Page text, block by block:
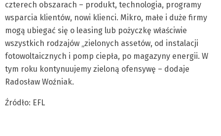
czterech obszarach – produkt, technologia, programy
wsparcia klientów, nowi klienci. Mikro, małe i duże firmy
mogą ubiegać się o leasing lub pożyczkę właściwie
wszystkich rodzajów „zielonych assetów, od instalacji
fotowoltaicznych i pomp ciepła, po magazyny energii. W
tym roku kontynuujemy zieloną ofensywę – dodaje
Radosław Woźniak.
Źródło: EFL